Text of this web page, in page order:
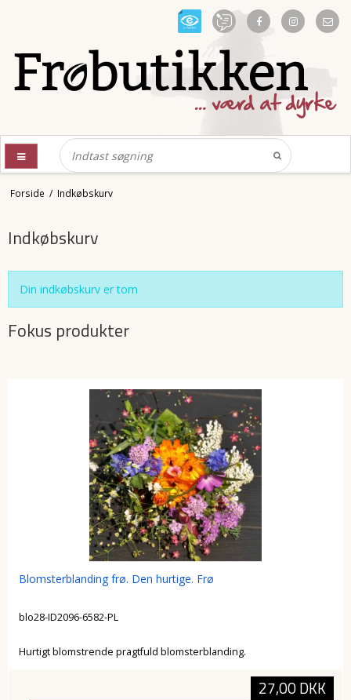
Forside / Indkøbskurv
Indkøbskurv
Din indkøbskurv er tom
Fokus produkter
Blomsterblanding frø. Den hurtige. Frø
blo28-ID2096-6582-PL
Hurtigt blomstrende pragtfuld blomsterblanding.
27,00 DKK